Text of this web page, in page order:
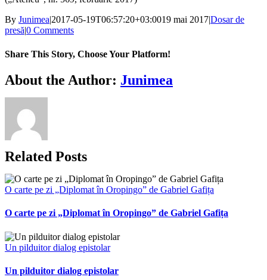
By Junimea|2017-05-19T06:57:20+03:0019 mai 2017|Dosar de
presă|0 Comments
Share This Story, Choose Your Platform!
Facebook
X
Bluesky
Reddit
LinkedIn
WhatsApp
Telegram
Tumblr
Xing
Email
Copy
Link
About the Author: Junimea
Related Posts
O carte pe zi „Diplomat în Oropingo” de Gabriel Gafița
O carte pe zi „Diplomat în Oropingo” de Gabriel Gafița
Un pilduitor dialog epistolar
Un pilduitor dialog epistolar